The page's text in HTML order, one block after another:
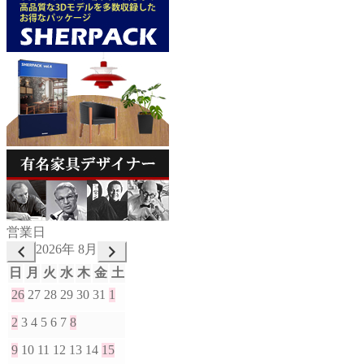
営業日
2026年 8月
日
月 火 水 木 金 土
26 27 28 29 30 31 1
2 3 4 5 6 7 8
9 10 11 12 13 14 15